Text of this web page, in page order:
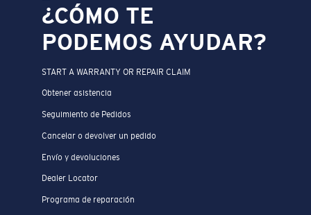
¿CÓMO TE
PODEMOS AYUDAR?
START A WARRANTY OR REPAIR CLAIM
Obtener asistencia
Seguimiento de Pedidos
Cancelar o devolver un pedido
Envío y devoluciones
Dealer Locator
Programa de reparación